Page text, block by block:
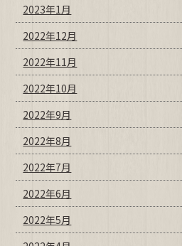
2023年1月
2022年12月
2022年11月
2022年10月
2022年9月
2022年8月
2022年7月
2022年6月
2022年5月